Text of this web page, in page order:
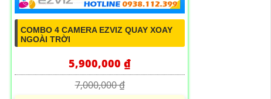
COMBO 4 CAMERA EZVIZ QUAY XOAY
NGOÀI TRỜI
5,900,000 ₫
7,000,000 ₫